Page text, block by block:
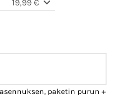
19,99 €
paketin purun +